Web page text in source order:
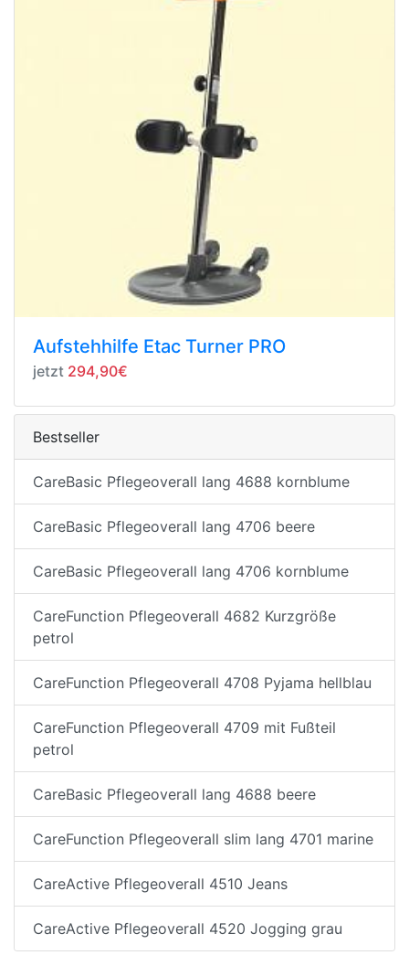
Aufstehhilfe Etac Turner PRO
jetzt 294,90€
Bestseller
CareBasic Pflegeoverall lang 4688 kornblume
CareBasic Pflegeoverall lang 4706 beere
CareBasic Pflegeoverall lang 4706 kornblume
CareFunction Pflegeoverall 4682 Kurzgröße
petrol
CareFunction Pflegeoverall 4708 Pyjama hellblau
CareFunction Pflegeoverall 4709 mit Fußteil
petrol
CareBasic Pflegeoverall lang 4688 beere
CareFunction Pflegeoverall slim lang 4701 marine
CareActive Pflegeoverall 4510 Jeans
CareActive Pflegeoverall 4520 Jogging grau